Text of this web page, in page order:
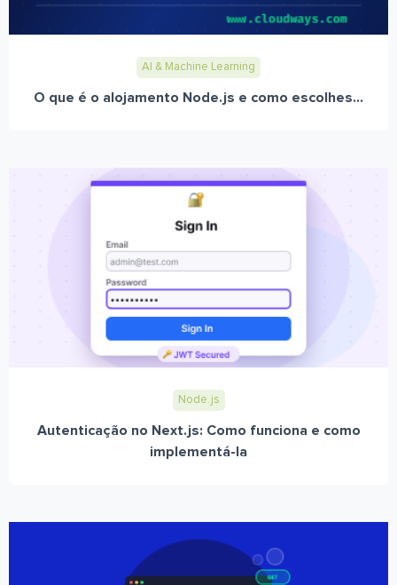
AI & Machine Learning
O que é o alojamento Node.js e como escolhes...
Node.js
Autenticação no Next.js: Como funciona e como
implementá-la